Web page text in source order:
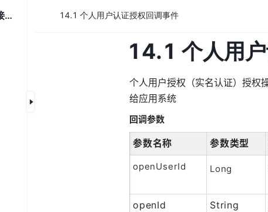
星火签开放平台（2.0）接入指南 14.1 个人用户认证授权回调事件
个人用户授权（实名认证）授权
给应用系统
回调参数
参数名称 参数类型
openUserId Long
openId
String